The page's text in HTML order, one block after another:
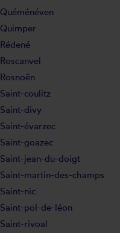
Quéménéven
Quimper
Rédené
Roscanvel
Rosnoën
Saint-coulitz
Saint-divy
Saint-évarzec
Saint-goazec
Saint-jean-du-doigt
Saint-martin-des-champs
Saint-nic
Saint-pol-de-léon
Saint-rivoal